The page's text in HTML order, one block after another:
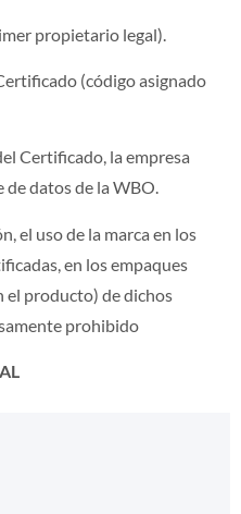
propietario legal).
(código asignado
Certificado, la empresa
de datos de la WBO.
el uso de la marca en los
en los empaques
producto) de dichos
prohibido